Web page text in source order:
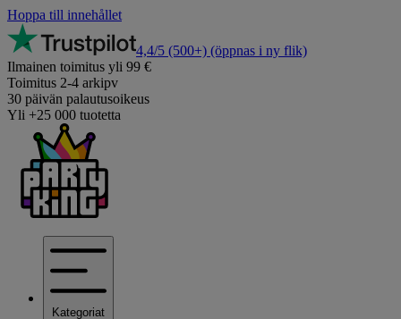
Hoppa till innehållet
4,4/5 (500+) (öppnas i ny flik)
Ilmainen toimitus yli 99 €
Toimitus 2-4 arkipv
30 päivän palautusoikeus
Yli +25 000 tuotetta
Kategoriat